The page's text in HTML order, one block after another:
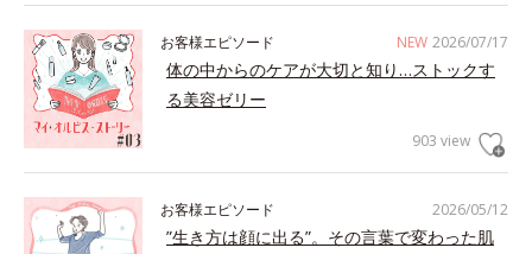
NEW 2026/07/17
お客様エピソード
体の中からのケアが大切と知り…ストックす
る美容ゼリー
903 view
2026/05/12
お客様エピソード
”生き方は顔に出る”。その言葉で変わった肌